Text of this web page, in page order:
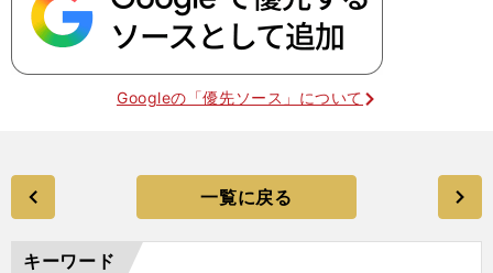
Googleの「優先ソース」について
一覧に戻る
キーワード